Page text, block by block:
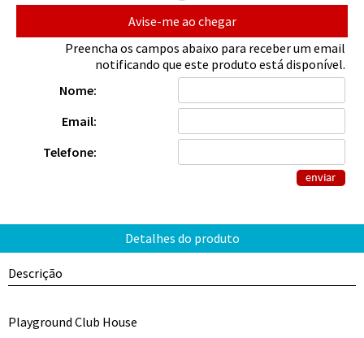
Avise-me ao chegar
Preencha os campos abaixo para receber um email
notificando que este produto está disponível.
Nome:
Email:
Telefone:
Descrição
Playground Club House